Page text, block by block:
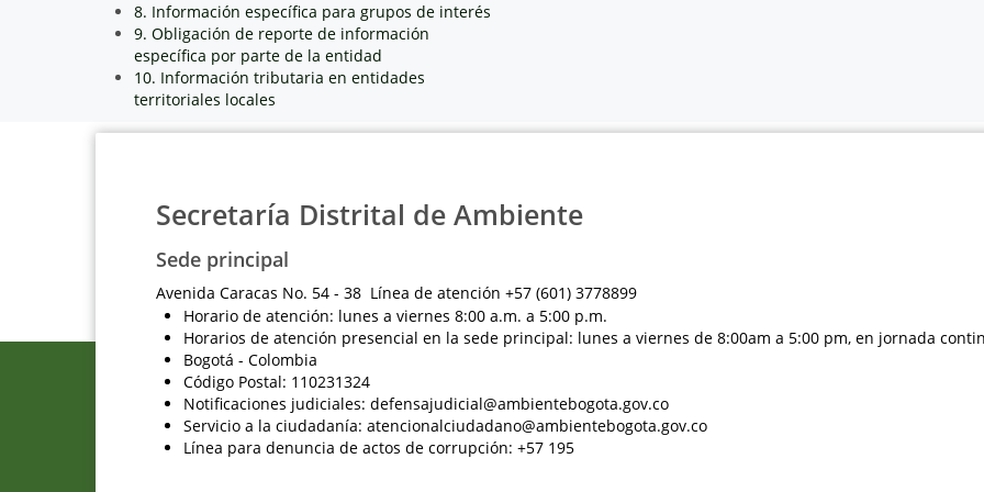
8. Información específica para grupos de interés
9. Obligación de reporte de información
específica por parte de la entidad
10. Información tributaria en entidades
territoriales locales
Secretaría Distrital de Ambiente
Sede principal
Avenida Caracas No. 54 - 38 Línea de atención +57 (601) 3778899
Horario de atención: lunes a viernes 8:00 a.m. a 5:00 p.m.
Horarios de atención presencial en la sede principal: lunes a viernes de 8:00am a 5:00 pm, en jornada
Bogotá - Colombia
Código Postal: 110231324
Notificaciones judiciales: defensajudicial@ambientebogota.gov.co
Servicio a la ciudadanía: atencionalciudadano@ambientebogota.gov.co
Línea para denuncia de actos de corrupción: +57 195